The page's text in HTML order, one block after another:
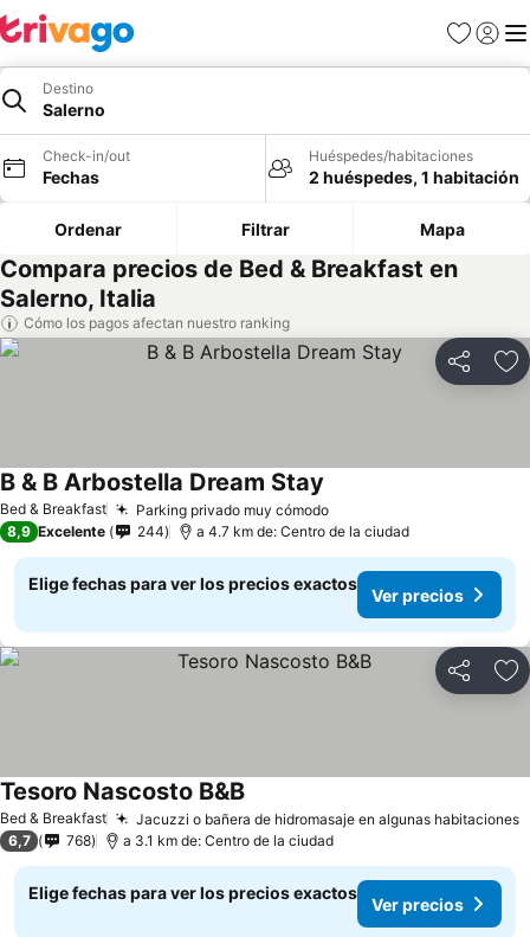
Favoritos
Iniciar
Destino
Salerno
Check-in/out
Fechas
Huéspedes/habitaciones
2 huéspedes, 1 habitación
Ordenar Filtrar Mapa
Compara precios de Bed & Breakfast en
Salerno, Italia
Cómo los pagos afectan nuestro ranking
Compartir
Bed & Breakfast Parking privado muy cómodo
B & B Arbostella Dream Stay
8,9 Excelente 244 a 4.7 km de: Centro de la ciudad
Elige fechas para ver los precios exactos
Ver precios
Compartir
Bed & Breakfast Jacuzzi o bañera de hidromasaje en algunas habitaciones
Tesoro Nascosto B&B
6,7 768 a 3.1 km de: Centro de la ciudad
Elige fechas para ver los precios exactos
Ver precios